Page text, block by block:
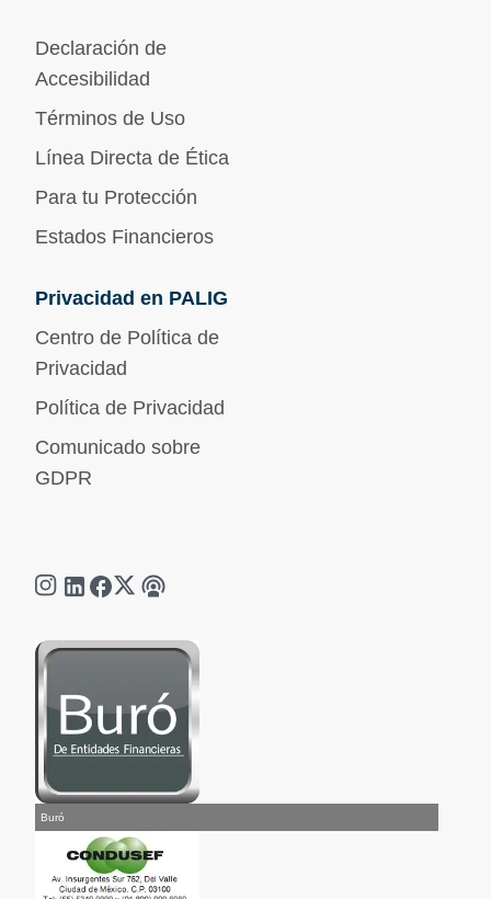
Declaración de
Accesibilidad
Términos de Uso
Línea Directa de Ética
Para tu Protección
Estados Financieros
Privacidad en PALIG
Centro de Política de
Privacidad
Política de Privacidad
Comunicado sobre
GDPR
Buró